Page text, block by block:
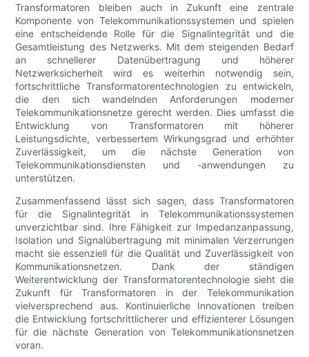
Transformatoren bleiben auch in Zukunft eine zentrale
Komponente von Telekommunikationssystemen und spielen
eine entscheidende Rolle für die Signalintegrität und die
Gesamtleistung des Netzwerks. Mit dem steigenden Bedarf
an schnellerer Datenübertragung und höherer
Netzwerksicherheit wird es weiterhin notwendig sein,
fortschrittliche Transformatorentechnologien zu entwickeln,
die den sich wandelnden Anforderungen moderner
Telekommunikationsnetze gerecht werden. Dies umfasst die
Entwicklung von Transformatoren mit höherer
Leistungsdichte, verbessertem Wirkungsgrad und erhöhter
Zuverlässigkeit, um die nächste Generation von
Telekommunikationsdiensten und -anwendungen zu
unterstützen.
Zusammenfassend lässt sich sagen, dass Transformatoren
für die Signalintegrität in Telekommunikationssystemen
unverzichtbar sind. Ihre Fähigkeit zur Impedanzanpassung,
Isolation und Signalübertragung mit minimalen Verzerrungen
macht sie essenziell für die Qualität und Zuverlässigkeit von
Kommunikationsnetzen. Dank der ständigen
Weiterentwicklung der Transformatorentechnologie sieht die
Zukunft für Transformatoren in der Telekommunikation
vielversprechend aus. Kontinuierliche Innovationen treiben
die Entwicklung fortschrittlicherer und effizienterer Lösungen
für die nächste Generation von Telekommunikationsnetzen
voran.